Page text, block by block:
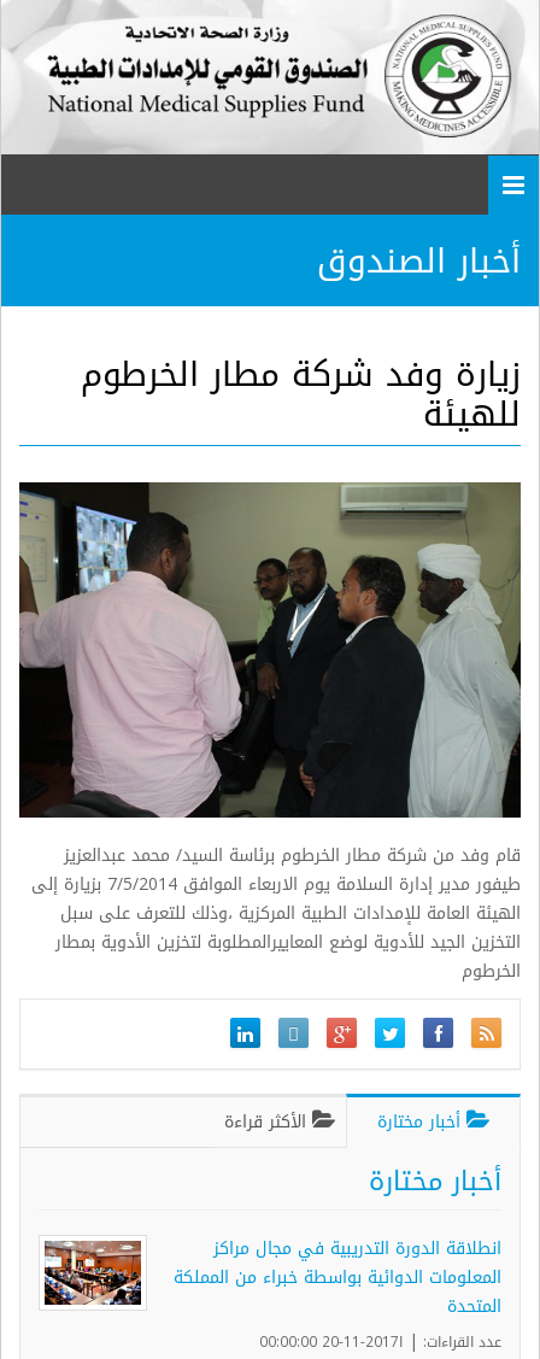
أخبار الصندوق
زيارة وفد شركة مطار الخرطوم
للهيئة
قام وفد من شركة مطار الخرطوم برئاسة السيد/ محمد عبدالعزيز
طيفور مدير إدارة السلامة يوم الاربعاء الموافق 7/5/2014 بزيارة إلى
الهيئة العامة للإمدادات الطبية المركزية ،وذلك للتعرف على سبل
التخزين الجيد للأدوية لوضع المعاييرالمطلوبة لتخزين الأدوية بمطار
الخرطوم
أخبار مختارة الأكثر قراءة
أخبار مختارة
انطلاقة الدورة التدريبية في مجال مراكز
المعلومات الدوائية بواسطة خبراء من المملكة
المتحدة
عدد القراءات: | ا2017-11-20 00:00:00